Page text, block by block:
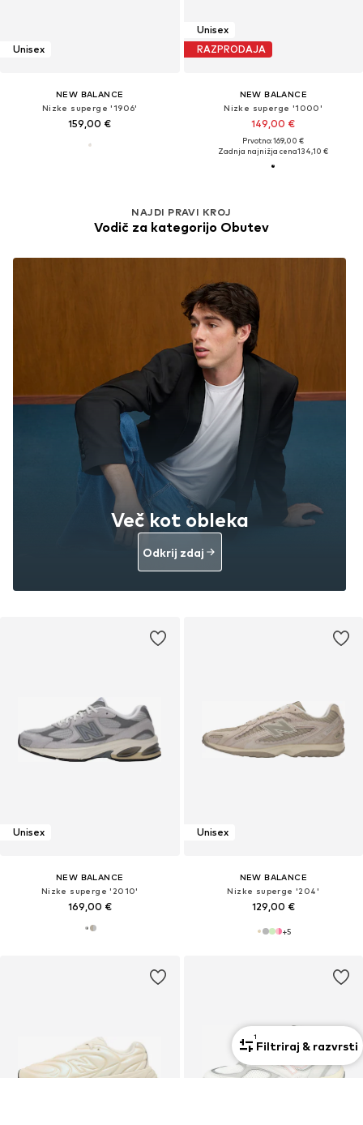
Unisex
NEW BALANCE
Nizke superge '1906'
159,00 €
Unisex
RAZPRODAJA
NEW BALANCE
Nizke superge '1000'
149,00 €
Prvotno: 169,00 €
Zadnja najnižja cena134,10 €
Unisex
NEW BALANCE
Nizke superge '2010'
169,00 €
Unisex
NEW BALANCE
Nizke superge '204'
129,00 €
+5
NAJDI PRAVI KROJ
Vodič za kategorijo Obutev
Več kot obleka
Odkrij zdaj
1
Filtriraj & razvrsti